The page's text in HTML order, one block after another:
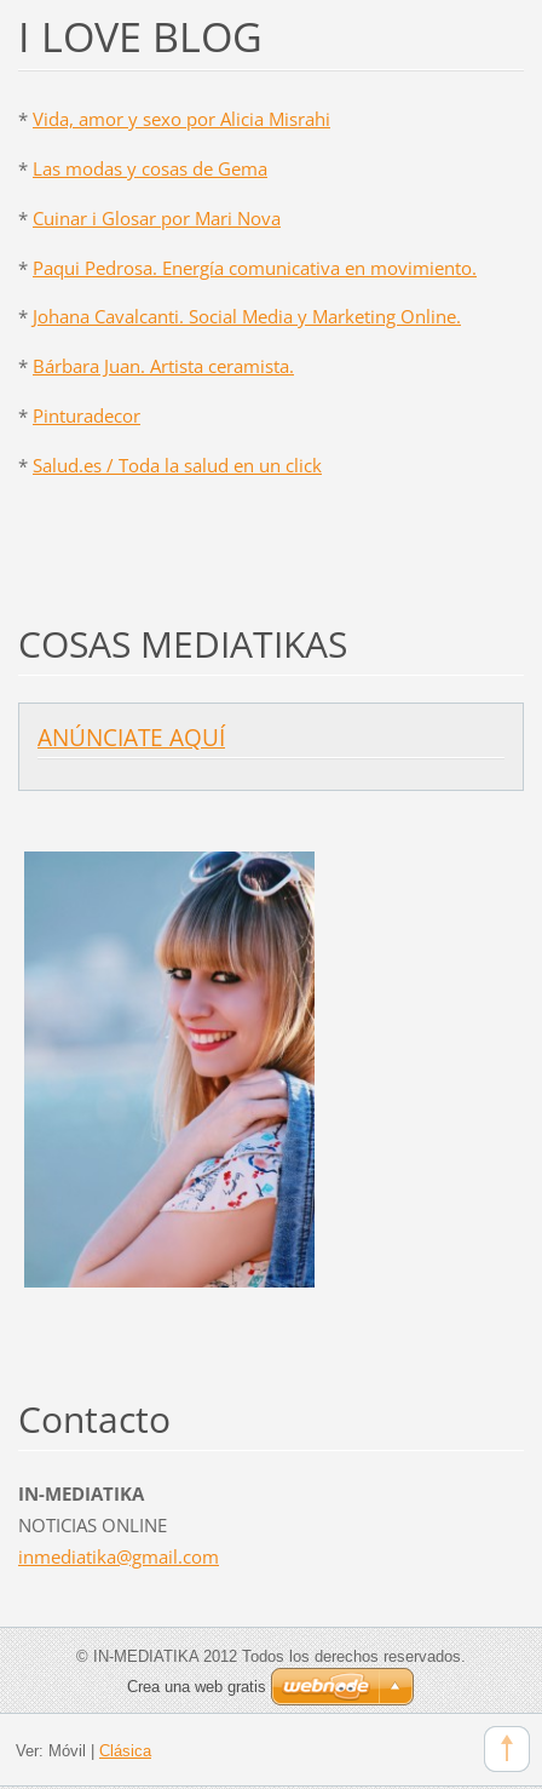
I LOVE BLOG
* Vida, amor y sexo por Alicia Misrahi
* Las modas y cosas de Gema
* Cuinar i Glosar por Mari Nova
* Paqui Pedrosa. Energía comunicativa en movimiento.
* Johana Cavalcanti. Social Media y Marketing Online.
* Bárbara Juan. Artista ceramista.
* Pinturadecor
* Salud.es / Toda la salud en un click
COSAS MEDIATIKAS
ANÚNCIATE AQUÍ
Contacto
IN-MEDIATIKA
NOTICIAS ONLINE
inmediatika@gmail.com
© IN-MEDIATIKA 2012 Todos los derechos reservados.
Crea una web gratis
Ver: Móvil Clásica